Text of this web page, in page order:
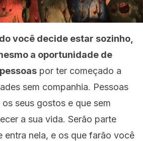
você decide estar sozinho,
a oportunidade de
por ter começado a
sem companhia. Pessoas
seus gostos e que sem
a sua vida. Serão parte
entra nela, e os que farão você